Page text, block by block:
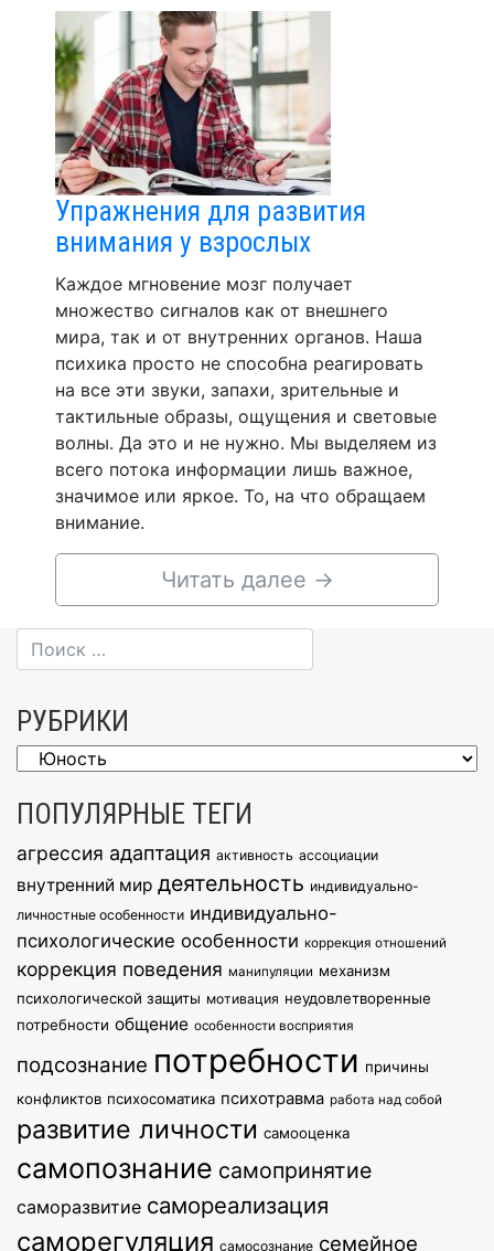
Упражнения для развития
внимания у взрослых
Каждое мгновение мозг получает
множество сигналов как от внешнего
мира, так и от внутренних органов. Наша
психика просто не способна реагировать
на все эти звуки, запахи, зрительные и
тактильные образы, ощущения и световые
волны. Да это и не нужно. Мы выделяем из
всего потока информации лишь важное,
значимое или яркое. То, на что обращаем
внимание.
Читать далее →
РУБРИКИ
Рубрики
ПОПУЛЯРНЫЕ ТЕГИ
агрессия адаптация активность ассоциации
внутренний мир деятельность индивидуально-
личностные особенности индивидуально-
психологические особенности коррекция отношений
коррекция поведения манипуляции механизм
психологической защиты мотивация неудовлетворенные
потребности общение особенности восприятия
подсознание потребности причины
конфликтов психосоматика психотравма работа над собой
развитие личности самооценка
самопознание самопринятие
саморазвитие самореализация
саморегуляция самосознание семейное